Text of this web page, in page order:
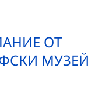
ОТ
МУЗЕЙ